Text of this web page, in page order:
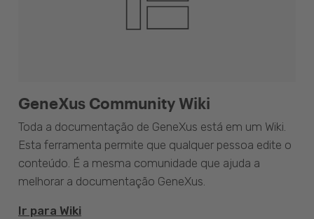
GeneXus Community Wiki
Toda a documentação de GeneXus está em um Wiki.
Esta ferramenta permite que qualquer pessoa edite o
conteúdo. É a mesma comunidade que ajuda a
melhorar a documentação GeneXus.
Ir para Wiki